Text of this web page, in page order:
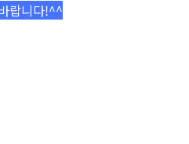
랍니다!^^